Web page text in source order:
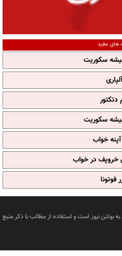
های مفید
سکوریت
آلپاری
دتکتور
سکوریت
خواب
خروپف در خواب
فوتونا
نیوز است و استفاده از مطالب با ذکر منبع